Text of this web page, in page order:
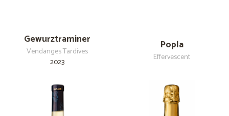
Gewurztraminer
Vendanges Tardives
2023
Popla
Effervescent